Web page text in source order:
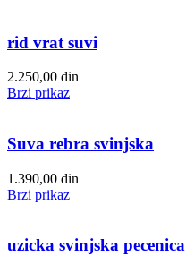
rid vrat suvi
2.250,00 din
Brzi prikaz
Suva rebra svinjska
1.390,00 din
Brzi prikaz
uzicka svinjska pecenica